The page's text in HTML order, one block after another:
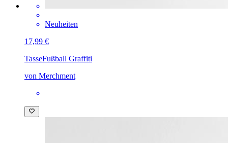
Neuheiten
17,99 €
TasseFußball Graffiti
von Merchment